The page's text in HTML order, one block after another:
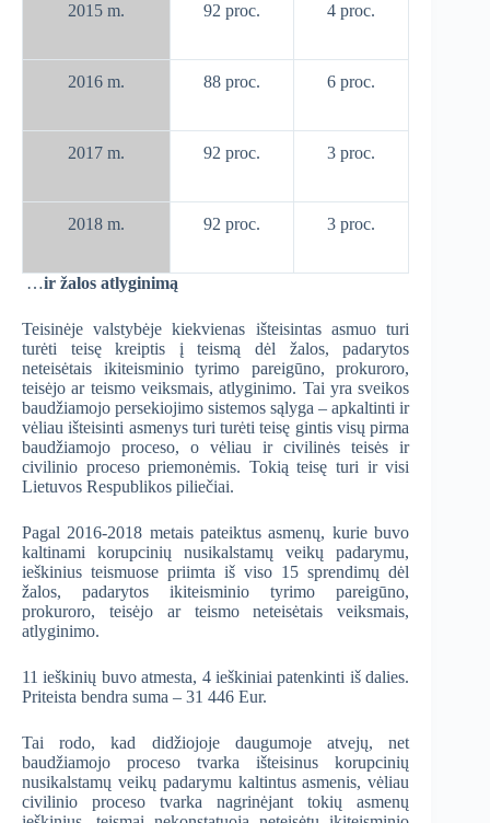
2015 m. 92 proc. 4 proc.
2016 m. 88 proc. 6 proc.
2017 m. 92 proc. 3 proc.
2018 m. 92 proc. 3 proc.
…ir žalos atlyginimą
Teisinėje valstybėje kiekvienas išteisintas asmuo turi
turėti teisę kreiptis į teismą dėl žalos, padarytos
neteisėtais ikiteisminio tyrimo pareigūno, prokuroro,
teisėjo ar teismo veiksmais, atlyginimo. Tai yra sveikos
baudžiamojo persekiojimo sistemos sąlyga – apkaltinti ir
vėliau išteisinti asmenys turi turėti teisę gintis visų pirma
baudžiamojo proceso, o vėliau ir civilinės teisės ir
civilinio proceso priemonėmis. Tokią teisę turi ir visi
Lietuvos Respublikos piliečiai.
Pagal 2016-2018 metais pateiktus asmenų, kurie buvo
kaltinami korupcinių nusikalstamų veikų padarymu,
ieškinius teismuose priimta iš viso 15 sprendimų dėl
žalos, padarytos ikiteisminio tyrimo pareigūno,
prokuroro, teisėjo ar teismo neteisėtais veiksmais,
atlyginimo.
11 ieškinių buvo atmesta, 4 ieškiniai patenkinti iš dalies.
Priteista bendra suma – 31 446 Eur.
Tai rodo, kad didžiojoje daugumoje atvejų, net
baudžiamojo proceso tvarka išteisinus korupcinių
nusikalstamų veikų padarymu kaltintus asmenis, vėliau
civilinio proceso tvarka nagrinėjant tokių asmenų